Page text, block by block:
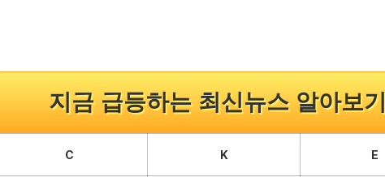
지금 급등하는 최신뉴스 알아보기
C K E